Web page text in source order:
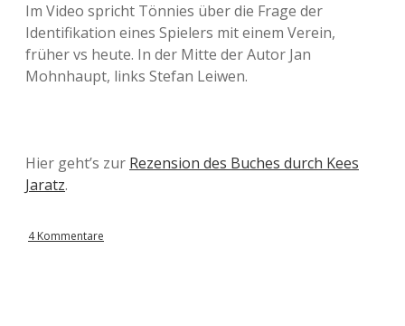
Im Video spricht Tönnies über die Frage der
Identifikation eines Spielers mit einem Verein,
früher vs heute. In der Mitte der Autor Jan
Mohnhaupt, links Stefan Leiwen.
Hier geht’s zur Rezension des Buches durch Kees
Jaratz.
4 Kommentare